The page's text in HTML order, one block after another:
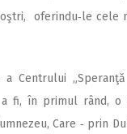
oferindu‑le cele
a Centrului
fi, în primul rând, o
Care ‑ prin